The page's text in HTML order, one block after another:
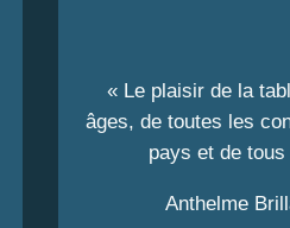
« Le plaisir de la
âges, de toutes les
pays et de
Anthelme